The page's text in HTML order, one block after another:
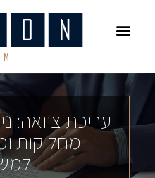
עריכת צוואה:
מחלוקות